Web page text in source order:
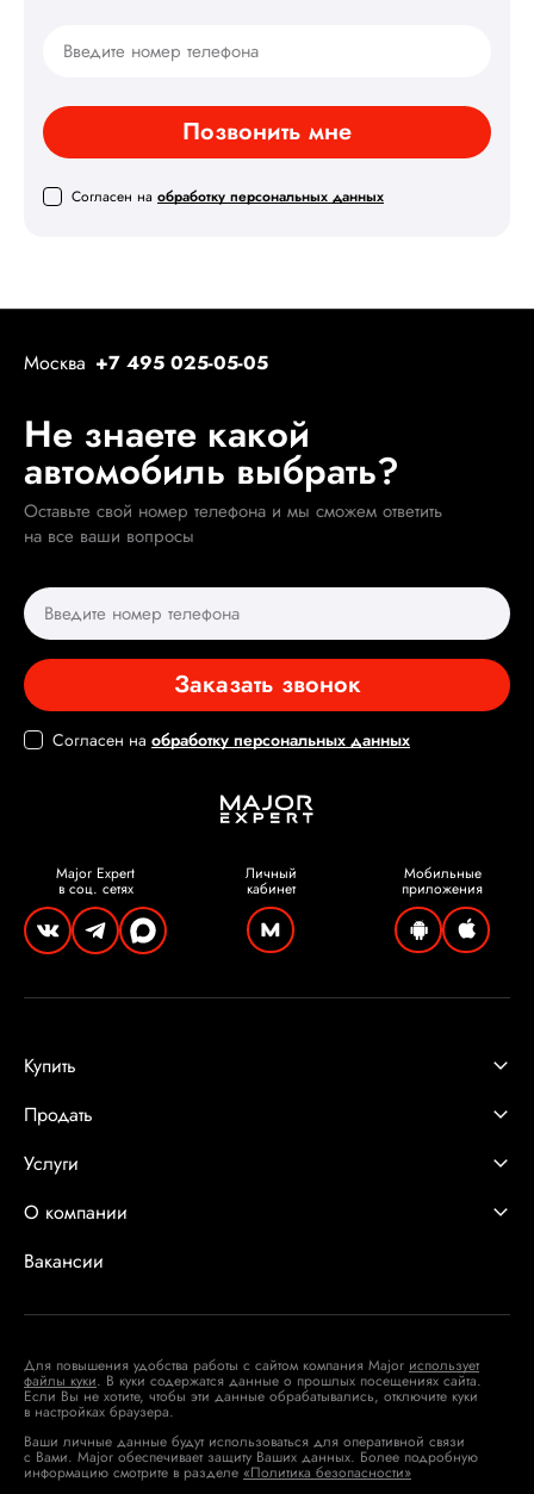
Позвонить мне
Согласен на обработку персональных данных
Москва +7 495 025-05-05
Не знаете какой
автомобиль выбрать?
Оставьте свой номер телефона и мы сможем ответить
на все ваши вопросы
Заказать звонок
Согласен на обработку персональных данных
Major Expert
в соц. сетях
Личный
кабинет
Мобильные
приложения
Купить
Продать
Услуги
О компании
Вакансии
Для повышения удобства работы с сайтом компания Major использует
файлы куки. В куки содержатся данные о прошлых посещениях сайта.
Если Вы не хотите, чтобы эти данные обрабатывались, отключите куки
в настройках браузера.
Ваши личные данные будут использоваться для оперативной связи
с Вами. Major обеспечивает защиту Ваших данных. Более подробную
информацию смотрите в разделе «Политика безопасности»